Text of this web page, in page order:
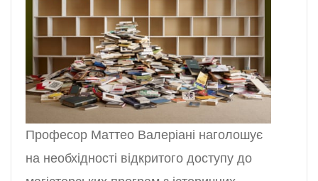
Професор Маттео Валеріані наголошує
на необхідності відкритого доступу до